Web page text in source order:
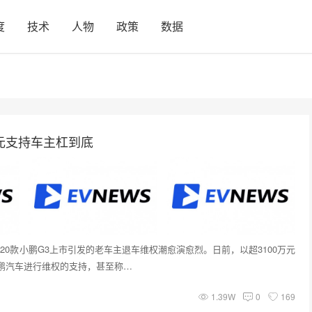
技术 人物 政策 数据
支持车主杠到底
款小鹏G3上市引发的老车主退车维权潮愈演愈烈。日前，以超3100万元
汽车进行维权的支持，甚至称…
1.39W 0 169